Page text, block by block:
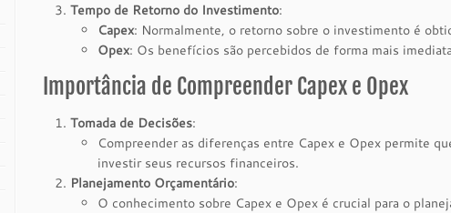
Tempo de Retorno do Investimento:
Capex: Normalmente, o retorno sobre o investimento é
Opex: Os benefícios são percebidos de forma mais
Importância de Compreender Capex e Opex
Tomada de Decisões:
Compreender as diferenças entre Capex e Opex permite
investir seus recursos financeiros.
Planejamento Orçamentário:
O conhecimento sobre Capex e Opex é crucial para o